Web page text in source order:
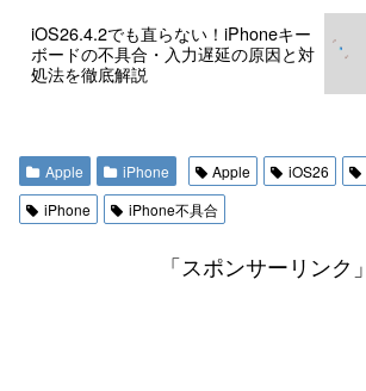
iOS26.4.2でも直らない！iPhoneキー
ボードの不具合・入力遅延の原因と対
処法を徹底解説
Apple iPhone Apple iOS26
iPhone
iPhone不具合
「スポンサーリンク」